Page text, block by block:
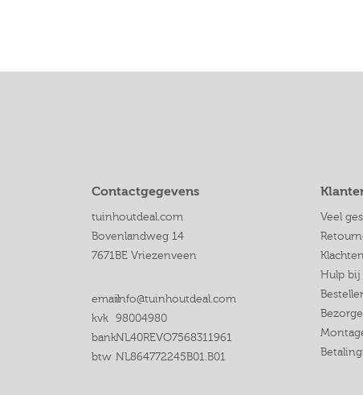
Contactgegevens
tuinhoutdeal.com
Bovenlandweg 14
7671BE Vriezenveen
emailinfo@tuinhoutdeal.com
kvk 98004980
bankNL40REVO7568311961
btw NL864772245B01.B01
Veel
Hulp bij